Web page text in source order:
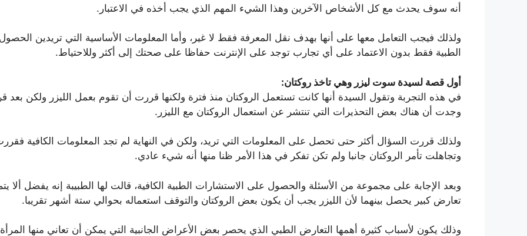
أنه سوف يحدث مع كل الأشخاص الآخرين وهذا الشيء المهم الذي يجب أخذه في الاعتبار.
ولذلك فيجب التعامل معها على أنها بهدف نقل المعرفة فقط لا غير، وأما المعلومات الأساسية التي تريدين
الطبية فقط بدون الاعتماد على أي تجارب توجد على الإنترنت حفاظا على صحتك إلى أكثر وللاحتياط.
أول قصة لسيدة سوت ليزر وهي تاخذ روكتان:
في هذه التجربة وتقول السيدة أنها كانت تستعمل الروكتان منذ فترة ولكنها قررت أن تقوم بعمل الليزر ولكن بعد
وجدت أن هناك بعض التحذيرات التي تنتشر عن استعمال الروكتان مع الليزر.
ولذلك قررت السؤال أكثر حتى تحصل على المعلومات التي تريد، ولكن في النهاية لم تجد المعلومات الكافية
وتجاهلت تأمر الروكتان جانبا ولم تكن تفكر في هذا الأمر ظنا منها أنه شيء عادي.
وبعد الإجابة على مجموعة من الأسئلة والحصول على الاستشارات الطبية الكافية، قالت لها الطبيبة إنه يفضل ألا
تعارض كبير يحصل بينهما لأن الليزر يجب أن يكون بعض الروكتان والتوقف استعماله بحوالي ستة أشهر تقريبا.
وذلك يكون لأسباب كثيرة أهمها التعارض الطبي الذي يحصر بعض الأعراض الجانبية التي يمكن أن تعاني منها